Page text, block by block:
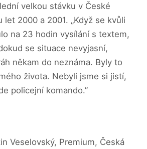
velkou stávku v České
2000 a 2001. „Když se kvůli
na 23 hodin vysílání s textem,
se situace nevyjasní,
někam do neznáma. Byly to
života. Nebyli jsme si jistí,
policejní komando.”
Veselovský, Premium, Česká